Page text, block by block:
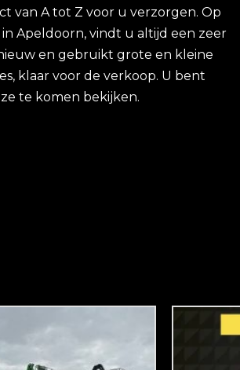
van A tot Z voor u verzorgen. Op
Apeldoorn, vindt u altijd een zeer
en gebruikt grote en kleine
klaar voor de verkoop. U bent
te komen bekijken.